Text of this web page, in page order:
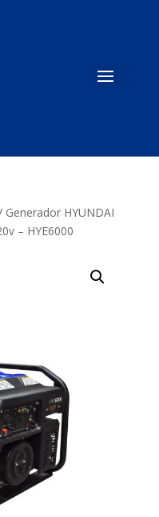
Generador HYUNDAI
– HYE6000